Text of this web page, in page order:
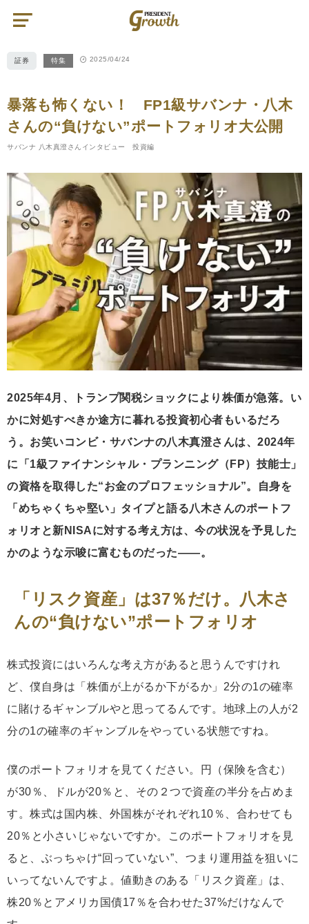
Growth（プ
ス）
証券 特集 2025/04/24
暴落も怖くない！ FP1級サバンナ・八木
さんの“負けない”ポートフォリオ大公開
サバンナ 八木真澄さんインタビュー 投資編
2025年4月、トランプ関税ショックにより株価が急落。い
かに対処すべきか途方に暮れる投資初心者もいるだろ
う。お笑いコンビ・サバンナの八木真澄さんは、2024年
に「1級ファイナンシャル・プランニング（FP）技能士」
の資格を取得した“お金のプロフェッショナル”。自身を
「めちゃくちゃ堅い」タイプと語る八木さんのポートフ
ォリオと新NISAに対する考え方は、今の状況を予見した
かのような示唆に富むものだった――。
「リスク資産」は37％だけ。八木さ
んの“負けない”ポートフォリオ
株式投資にはいろんな考え方があると思うんですけれ
ど、僕自身は「株価が上がるか下がるか」2分の1の確率
に賭けるギャンブルやと思ってるんです。地球上の人が2
分の1の確率のギャンブルをやっている状態ですね。
僕のポートフォリオを見てください。円（保険を含む）
が30％、ドルが20％と、その２つで資産の半分を占めま
す。株式は国内株、外国株がそれぞれ10％、合わせても
20％と小さいじゃないですか。このポートフォリオを見
ると、ぶっちゃけ“回っていない”、つまり運用益を狙いに
いってないんですよ。値動きのある「リスク資産」は、
株20％とアメリカ国債17％を合わせた37%だけなんで